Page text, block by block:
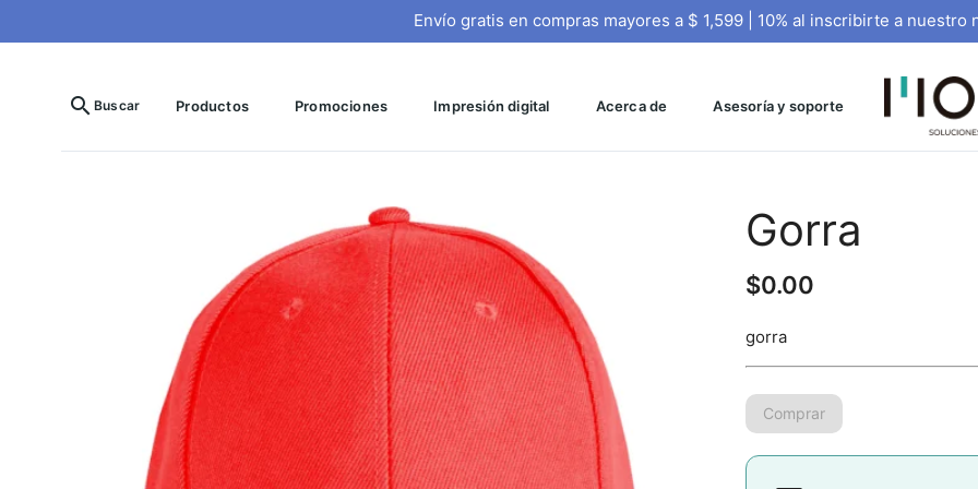
Envío gratis en compras mayores a $ 1,599 | 10% al inscribirte a nuestro
search Buscar Productos Promociones Impresión digital Acerca de Asesoría y soporte
Gorra
$0.00
gorra